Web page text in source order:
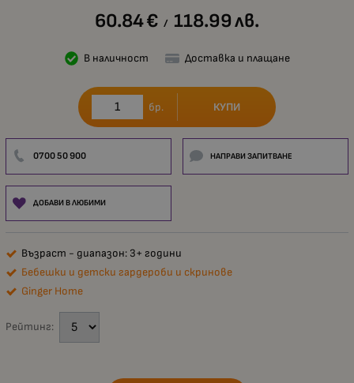
60.84€ / 118.99лв.
В наличност Доставка и плащане
бр. КУПИ
0700 50 900 НАПРАВИ ЗАПИТВАНЕ
ДОБАВИ В ЛЮБИМИ
Възраст - диапазон: 3+ години
Бебешки и детски гардероби и скринове
Ginger Home
Рейтинг: